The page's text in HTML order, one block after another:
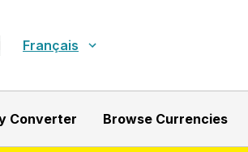
Français
Converter Browse Currencies